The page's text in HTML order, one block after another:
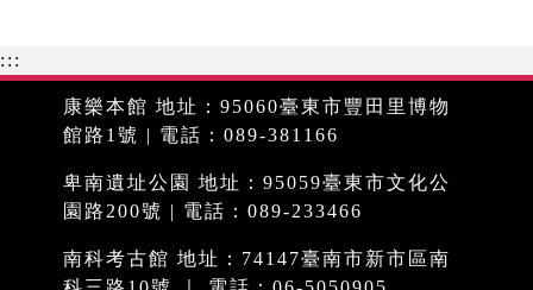
:::
康樂本館 地址：95060臺東市豐田里博物
館路1號 | 電話：089-381166
卑南遺址公園 地址：95059臺東市文化公
園路200號 | 電話：089-233466
南科考古館 地址：74147臺南市新市區南